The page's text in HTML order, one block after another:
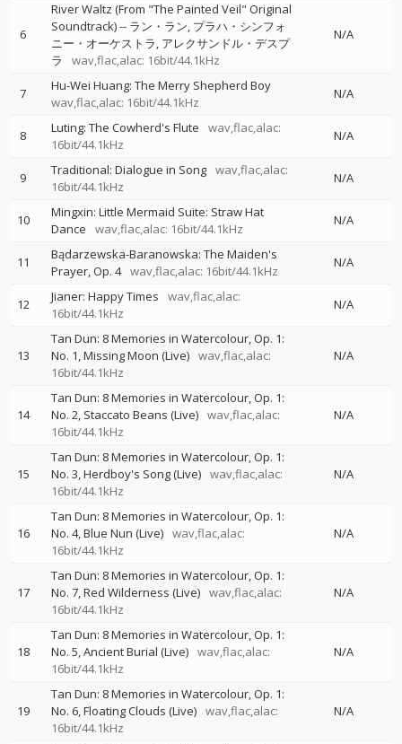
6
River Waltz (From "The Painted Veil" Original
Soundtrack)-- ラン・ラン プラハ・シンフォ
ニー・オーケストラ アレクサンドル・デスプ
ラ
wav,flac,alac: 16bit/44.1kHz
N/A
7
Hu-Wei Huang: The Merry Shepherd Boy
wav,flac,alac: 16bit/44.1kHz
N/A
8 Luting: The Cowherd's Flute
wav,flac,alac:
16bit/44.1kHz
N/A
9 Traditional: Dialogue in Song wav,flac,alac:
16bit/44.1kHz
N/A
10
Mingxin: Little Mermaid Suite: Straw Hat
Dance
wav,flac,alac: 16bit/44.1kHz
N/A
11
Bądarzewska-Baranowska: The Maiden's
Prayer, Op. 4 wav,flac,alac: 16bit/44.1kHz
N/A
12 Jianer: Happy Times
wav,flac,alac:
16bit/44.1kHz
N/A
13
Tan Dun: 8 Memories in Watercolour, Op. 1:
No. 1, Missing Moon (Live) wav,flac,alac:
16bit/44.1kHz
N/A
14
Tan Dun: 8 Memories in Watercolour, Op. 1:
No. 2, Staccato Beans (Live) wav,flac,alac:
16bit/44.1kHz
N/A
15
Tan Dun: 8 Memories in Watercolour, Op. 1:
No. 3, Herdboy's Song (Live) wav,flac,alac:
16bit/44.1kHz
N/A
16
Tan Dun: 8 Memories in Watercolour, Op. 1:
No. 4, Blue Nun (Live) wav,flac,alac:
16bit/44.1kHz
N/A
17
Tan Dun: 8 Memories in Watercolour, Op. 1:
No. 7, Red Wilderness (Live) wav,flac,alac:
16bit/44.1kHz
N/A
18
Tan Dun: 8 Memories in Watercolour, Op. 1:
No. 5, Ancient Burial (Live) wav,flac,alac:
16bit/44.1kHz
N/A
19
Tan Dun: 8 Memories in Watercolour, Op. 1:
No. 6, Floating Clouds (Live) wav,flac,alac:
16bit/44.1kHz
N/A